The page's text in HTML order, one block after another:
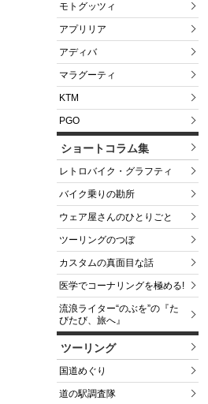
モトグッツィ
アプリリア
アディバ
マラグーティ
KTM
PGO
ショートコラム集
レトロバイク・グラフティ
バイク乗りの勘所
ウェア屋さんのひとりごと
ツーリングのつぼ
カスタムの真面目な話
医学でコーナリングを極める!
流浪ライター“のぶを”の『た
びたび、旅へ』
ツーリング
国道めぐり
道の駅調査隊